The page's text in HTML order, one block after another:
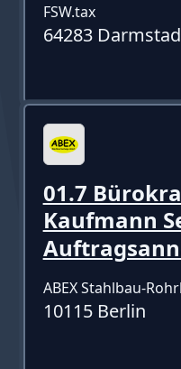
FSW.tax
64283
01.7
Kaufmann
ABEX Stahlbau-
10115 Berlin